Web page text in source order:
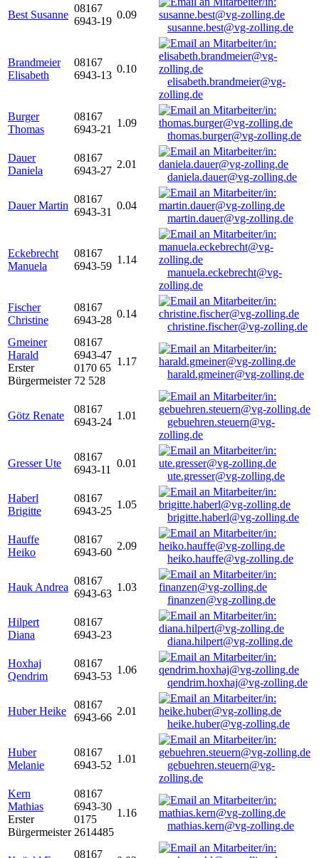
Best Susanne
08167
6943-19
0.09
susanne.best@vg-zolling.de
Brandmeier
Elisabeth
08167
6943-13
0.10
elisabeth.brandmeier@vg-
zolling.de
Burger
Thomas
08167
6943-21
1.09
thomas.burger@vg-zolling.de
Dauer
Daniela
08167
6943-27
2.01
daniela.dauer@vg-zolling.de
Dauer Martin
08167
6943-31
0.04
martin.dauer@vg-zolling.de
Eckebrecht
Manuela
08167
6943-59
1.14
manuela.eckebrecht@vg-
zolling.de
Fischer
Christine
08167
6943-28
0.14
christine.fischer@vg-zolling.de
Gmeiner
Harald
Erster
Bürgermeister
08167
6943-47
0170 65
72 528
1.17
harald.gmeiner@vg-zolling.de
Götz Renate
08167
6943-24
1.01
gebuehren.steuern@vg-
zolling.de
Gresser Ute
08167
6943-11
0.01
ute.gresser@vg-zolling.de
Haberl
Brigitte
08167
6943-25
1.05
brigitte.haberl@vg-zolling.de
Hauffe
Heiko
08167
6943-60
2.09
heiko.hauffe@vg-zolling.de
Hauk Andrea
08167
6943-63
1.03
finanzen@vg-zolling.de
Hilpert
Diana
08167
6943-23
diana.hilpert@vg-zolling.de
Hoxhaj
Qendrim
08167
6943-53
1.06
qendrim.hoxhaj@vg-zolling.de
Huber Heike
08167
6943-66
2.01
heike.huber@vg-zolling.de
Huber
Melanie
08167
6943-52
1.01
gebuehren.steuern@vg-
zolling.de
Kern
Mathias
Erster
Bürgermeister
08167
6943-30
0175
2614485
1.16
mathias.kern@vg-zolling.de
08167